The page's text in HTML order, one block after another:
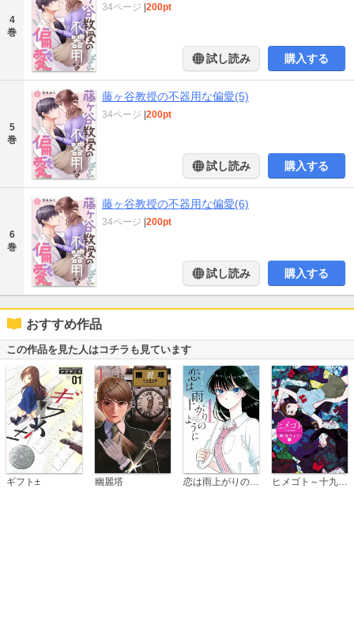
4
巻
34ページ |200pt
試し読み 購入する
5
巻
藤ヶ谷教授の不器用な偏愛(5)
34ページ |200pt
試し読み 購入する
6
巻
藤ヶ谷教授の不器用な偏愛(6)
34ページ |200pt
試し読み 購入する
おすすめ作品
この作品を見た人はコチラも見ています
ギフト± 幽麗塔 ヒメゴト～十九歳の制服～